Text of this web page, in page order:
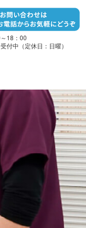
18：00
付中（定休日：日曜）